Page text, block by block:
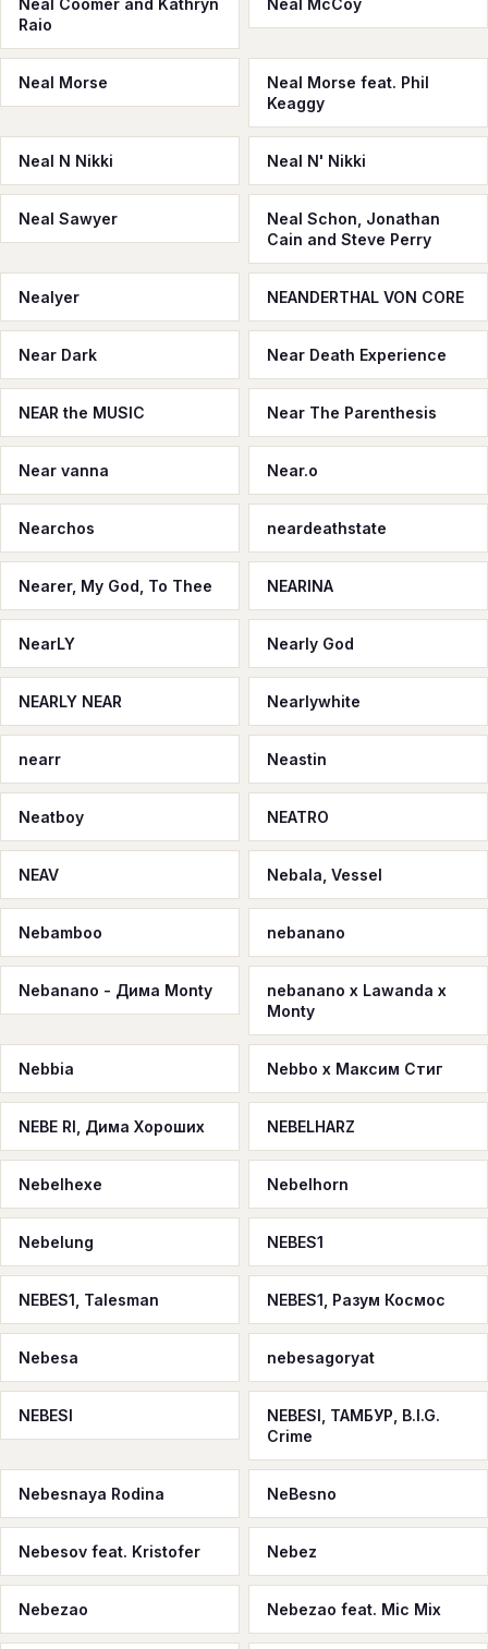
Neal Coomer and Kathryn
Raio
Neal McCoy
Neal Morse
Neal Morse feat. Phil
Keaggy
Neal N Nikki Neal N' Nikki
Neal Sawyer
Neal Schon, Jonathan
Cain and Steve Perry
Nealyer NEANDERTHAL VON CORE
Near Dark Near Death Experience
NEAR the MUSIC Near The Parenthesis
Near vanna Near.o
Nearchos neardeathstate
Nearer, My God, To Thee NEARINA
NearLY Nearly God
NEARLY NEAR Nearlywhite
nearr Neastin
Neatboy NEATRO
NEAV Nebala, Vessel
Nebamboo nebanano
Nebanano - Дима Monty
nebanano х Lawanda х
Monty
Nebbia Nebbo x Максим Стиг
NEBE RI, Дима Хороших NEBELHARZ
Nebelhexe Nebelhorn
Nebelung NEBES1
NEBES1, Talesman NEBES1, Разум Космос
Nebesa nebesagoryat
NEBESI
NEBESI, ТАМБУР, B.I.G.
Crime
Nebesnaya Rodina NeBesno
Nebesov feat. Kristofer Nebez
Nebezao Nebezao feat. Mic Mix